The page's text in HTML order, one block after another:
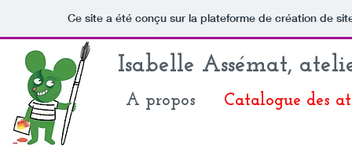
Ce site a été conçu sur la plateforme de création de
Isabelle Assémat,
A propos Catalogue des